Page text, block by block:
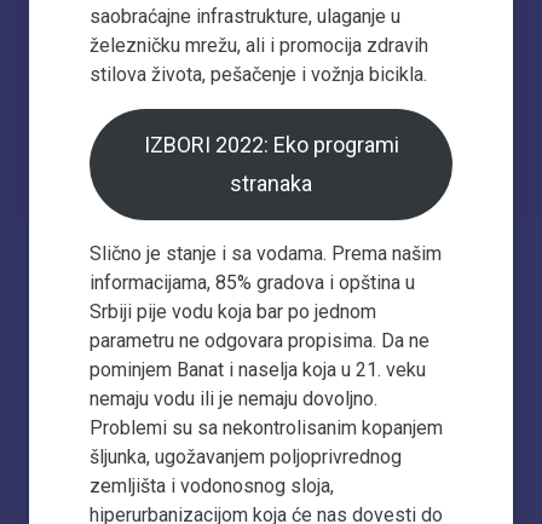
saobraćajne infrastrukture, ulaganje u
železničku mrežu, ali i promocija zdravih
stilova života, pešačenje i vožnja bicikla.
IZBORI 2022: Eko programi
stranaka
Slično je stanje i sa vodama. Prema našim
informacijama, 85% gradova i opština u
Srbiji pije vodu koja bar po jednom
parametru ne odgovara propisima. Da ne
pominjem Banat i naselja koja u 21. veku
nemaju vodu ili je nemaju dovoljno.
Problemi su sa nekontrolisanim kopanjem
šljunka, ugožavanjem poljoprivrednog
zemljišta i vodonosnog sloja,
hiperurbanizacijom koja će nas dovesti do